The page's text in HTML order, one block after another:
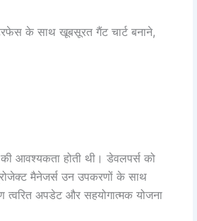
के साथ खूबसूरत गैंट चार्ट बनाने,
की आवश्यकता होती थी। डेवलपर्स को
मैनेजर्स उन उपकरणों के साथ
अपडेट और सहयोगात्मक योजना